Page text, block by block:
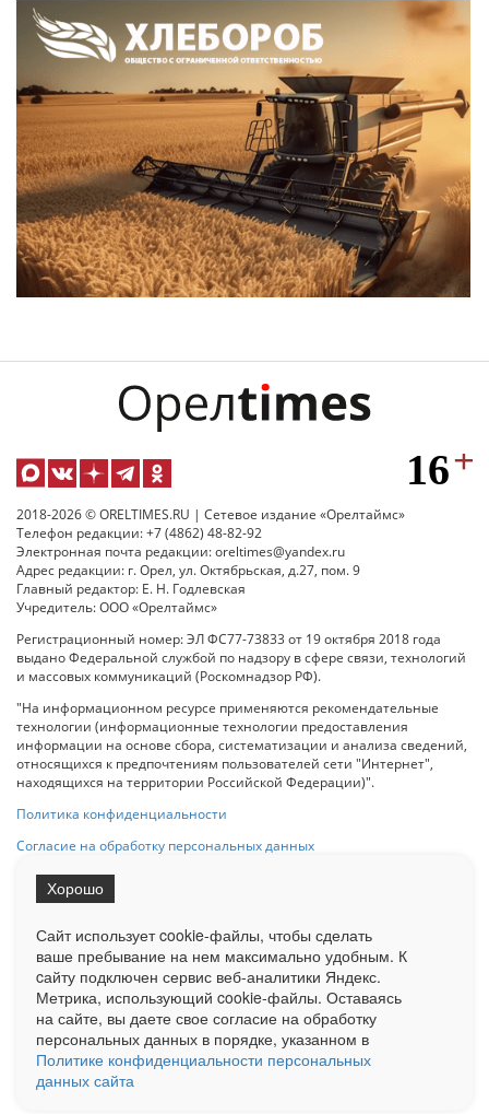
2018-2026 © ORELTIMES.RU | Сетевое издание «Орелтаймс»
Телефон редакции: +7 (4862) 48-82-92
Электронная почта редакции: oreltimes@yandex.ru
Адрес редакции: г. Орел, ул. Октябрьская, д.27, пом. 9
Главный редактор: Е. Н. Годлевская
Учредитель: ООО «Орелтаймс»
Регистрационный номер: ЭЛ ФС77-73833 от 19 октября 2018 года
выдано Федеральной службой по надзору в сфере связи, технологий
и массовых коммуникаций (Роскомнадзор РФ).
"На информационном ресурсе применяются рекомендательные
технологии (информационные технологии предоставления
информации на основе сбора, систематизации и анализа сведений,
относящихся к предпочтениям пользователей сети "Интернет",
находящихся на территории Российской Федерации)".
Политика конфиденциальности
Согласие на обработку персональных данных
При использовании любого материала с данного сайта гипер-ссылка
на Сетевое издание «ОрелТаймс» обязательна.
Ограниченная статистика посещаемости доступна на сайте
Liveinternet.ru . Подробная статистика для рекламодателей по запросу
у менеджера.
Реклама Документы О нас Контакты
Сайт использует cookie-файлы, чтобы сделать
ваше пребывание на нем максимально удобным. К
cайту подключен сервис веб-аналитики Яндекс.
Метрика, использующий cookie-файлы. Оставаясь
на сайте, вы даете свое согласие на обработку
персональных данных в порядке, указанном в
Политике конфиденциальности персональных
данных сайта
Хорошо